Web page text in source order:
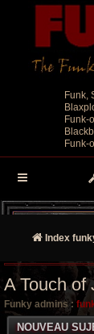
Funk,
Funk-
Funk-
Index
A Touch of
Funky admins :
NOUVEAU